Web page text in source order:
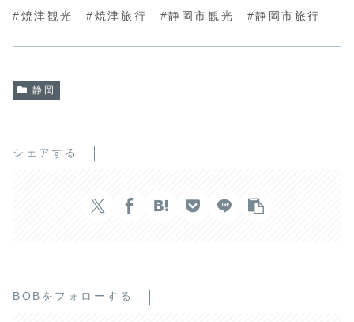
#焼津観光 #焼津旅行 #静岡市観光 #静岡市旅行
静岡
シェアする
BOBをフォローする